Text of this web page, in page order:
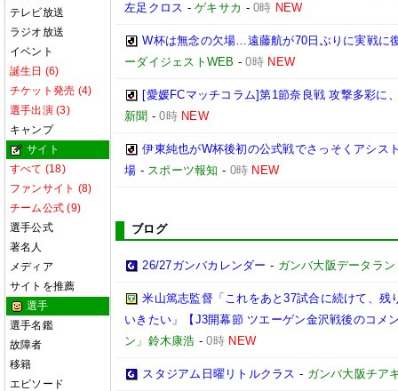
テレビ放送
ラジオ放送
イベント
誕生日 (6)
チケット発売 (4)
選手出演 (3)
キャンプ
サイト
すべて (18)
ファンサイト (8)
チーム公式 (9)
選手公式
著名人
メディア
サイトを推薦
選手
選手名鑑
故障者
移籍
エピソード
左足クロス -ゲキサカ -0時 NEW
W杯は無念の欠場…遠藤航が70日ぶりに実戦に
ーダイジェストWEB -0時 NEW
[愛媛FCマッチコラム]第1節奈良戦 攻撃多彩に
新聞 -0時 NEW
伊東純也がW杯後初の公式戦でさっそくアシス
場 - スポーツ報知 - 0時 NEW
ブログ
26/27ガンバカレンダー - ガンバ大阪データラ
米山篤志監督「これをあと37試合に続けて、
いきたい」【J3開幕節 ツエーゲン金沢戦後のコメ
ン」鈴木康浩 -0時 NEW
スタジアム日曜リトルクラス - ガンバ大阪チア